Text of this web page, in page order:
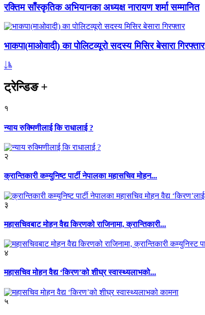
रक्तिम साँस्कृतिक अभियानका अध्यक्ष नारायण शर्मा सम्मानित
भाकपा(माओवादी) का पोलिटव्यूरो सदस्य मिसिर बेसारा गिरफ्तार
ट्रेन्डिङ+
१
न्याय रुक्मिणीलाई कि राधालाई ?
२
क्रान्तिकारी कम्युनिष्ट पार्टी नेपालका महासचिव मोहन...
३
महासचिवबाट मोहन वैद्य किरणको राजिनामा, क्रान्तिकारी...
४
महासचिव मोहन वैद्य ‘किरण’को शीघ्र स्वास्थ्यलाभको...
५